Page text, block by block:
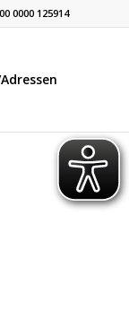
0000 125914